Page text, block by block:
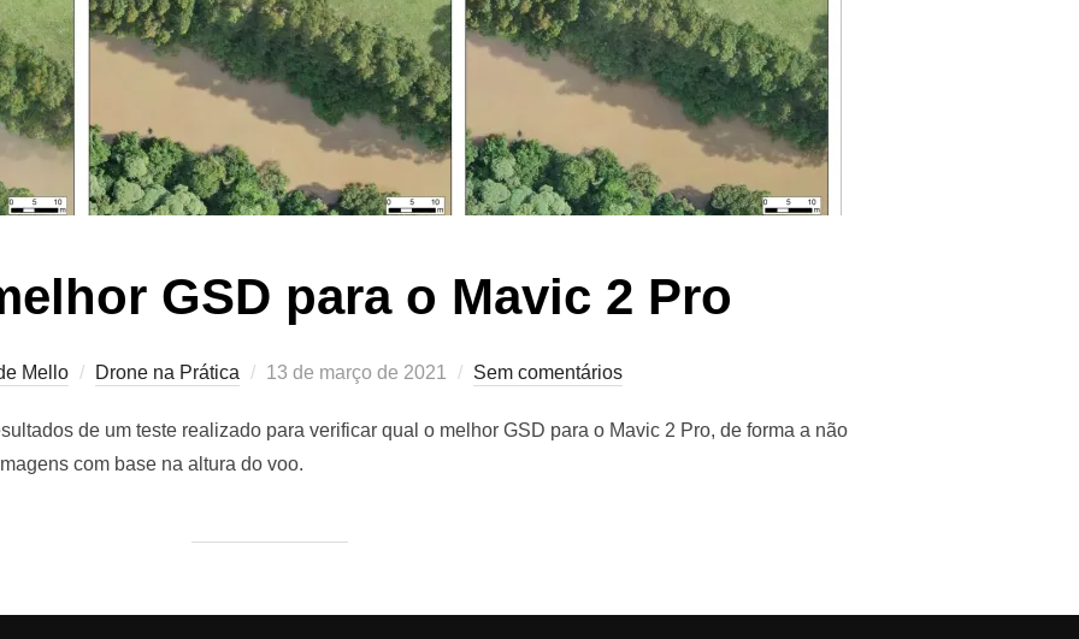
GSD para o Mavic 2 Pro
Mello Drone na Prática
Postado
13 de março de 2021 Sem comentários
de um teste realizado para verificar qual o melhor GSD para o Mavic 2 Pro, de forma a não
com base na altura do voo.